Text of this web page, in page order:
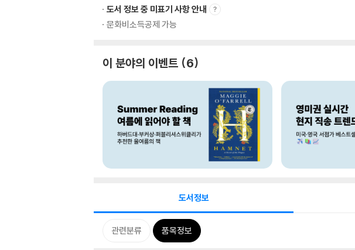
도서 정보 중 미표기 사항 안내
문화비소득공제 가능
이 분야의 이벤트 6
도서정보
관련분류 품목정보